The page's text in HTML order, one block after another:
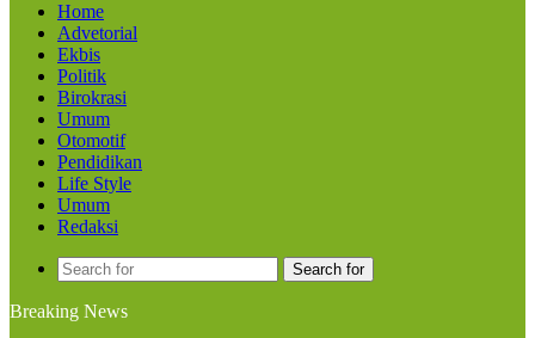
Home
Advetorial
Ekbis
Politik
Birokrasi
Umum
Otomotif
Pendidikan
Life Style
Umum
Redaksi
Search for
Breaking News